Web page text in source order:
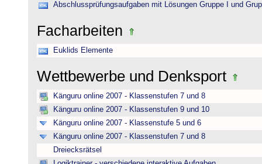
Abschlussprüfungsaufgaben mit Lösungen Gruppe I und
Facharbeiten
Euklids Elemente
Wettbewerbe und Denksport
Känguru online 2007 - Klassenstufen 7 und 8
Känguru online 2007 - Klassenstufen 9 und 10
Känguru online 2007 - Klassenstufe 5 und 6
Känguru online 2007 - Klassenstufen 7 und 8
Dreiecksrätsel